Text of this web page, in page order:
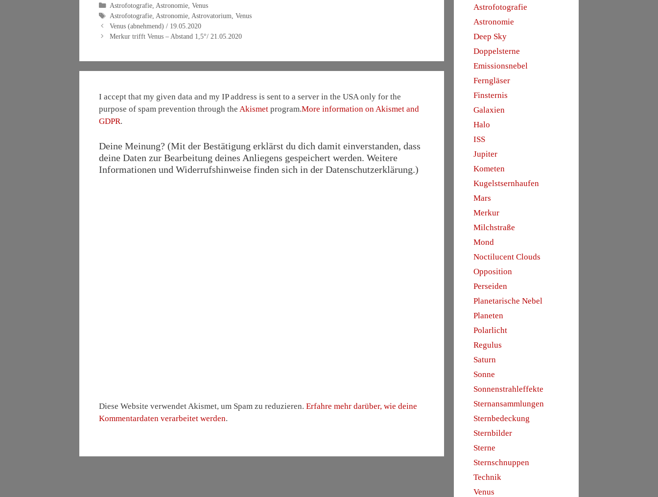
Kategorien
Astrofotografie, Astronomie, Venus
Schlagwörter
Astrofotografie, Astronomie, Astrovatorium Venus
Venus (abnehmend) / 19.05.2020
Merkur trifft Venus – Abstand 1,5°/ 21.05.2020
I accept that my given data and my IP address is sent to a server in the USA only for the
purpose of spam prevention through the Akismet program.More information on Akismet and
GDPR.
Deine Meinung? (Mit der Bestätigung erklärst du dich damit einverstanden, dass
deine Daten zur Bearbeitung deines Anliegens gespeichert werden. Weitere
Informationen und Widerrufshinweise finden sich in der Datenschutzerklärung.)
Diese Website verwendet Akismet, um Spam zu reduzieren. Erfahre mehr darüber, wie deine
Kommentardaten verarbeitet werden.
Astrofotografie
Astronomie
Deep Sky
Doppelsterne
Emissionsnebel
Ferngläser
Finsternis
Galaxien
Halo
ISS
Jupiter
Kometen
Kugelstsernhaufen
Mars
Merkur
Milchstraße
Mond
Noctilucent Clouds
Opposition
Perseiden
Planetarische Nebel
Planeten
Polarlicht
Regulus
Saturn
Sonne
Sonnenstrahleffekte
Sternansammlungen
Sternbedeckung
Sternbilder
Sterne
Sternschnuppen
Technik
Venus